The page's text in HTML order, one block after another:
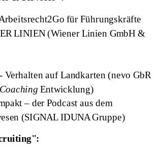
für Führungskräfte
LINIEN (Wiener Linien GmbH &
Verhalten auf Landkarten (nevo GbR
Coaching Entwicklung)
– der Podcast aus dem
(SIGNAL IDUNA Gruppe)